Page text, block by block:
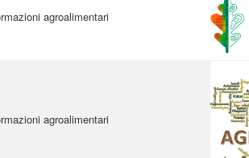
agroalimentari
agroalimentari